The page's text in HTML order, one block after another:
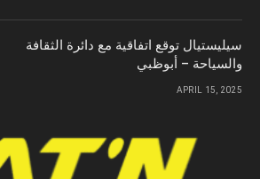
سيليستيال توقع اتفاقية مع دائرة الثقافة
والسياحة – أبوظبي
APRIL 15, 2025